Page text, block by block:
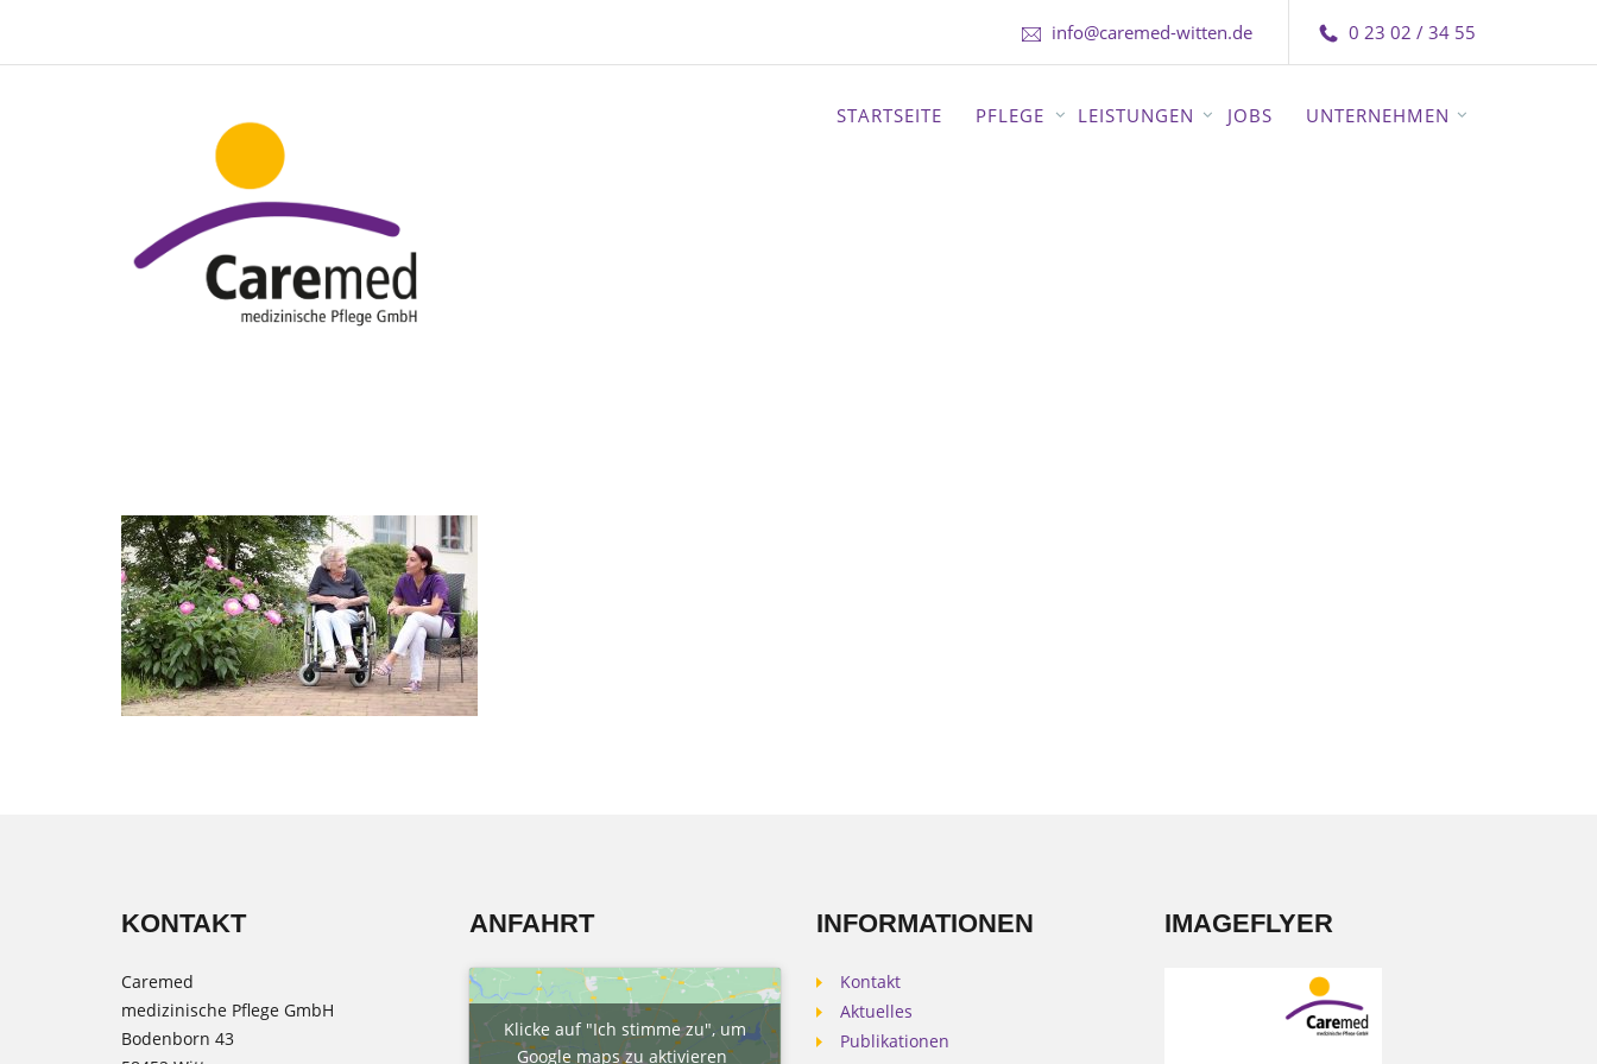
0 23 02 / 34 55
info@caremed-witten.de
STARTSEITE PFLEGE LEISTUNGEN JOBS UNTERNEHMEN
KONTAKT
Caremed
medizinische Pflege GmbH
Bodenborn 43
ANFAHRT
Klicke auf "Ich stimme zu", um
Google maps zu aktivieren
INFORMATIONEN
Kontakt
Aktuelles
Publikationen
IMAGEFLYER